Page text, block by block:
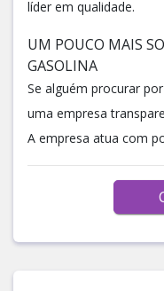
líder em qualidade.
UM POUCO MAIS
GASOLINA
Se alguém procurar
uma empresa
A empresa atua com